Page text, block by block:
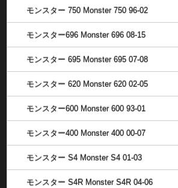
モンスター 750 Monster 750 96-02
モンスター696 Monster 696 08-15
モンスター 695 Monster 695 07-08
モンスター 620 Monster 620 02-05
モンスター600 Monster 600 93-01
モンスター400 Monster 400 00-07
モンスター S4 Monster S4 01-03
モンスター S4R Monster S4R 04-06